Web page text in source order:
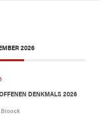
2026
DENKMALS 2026